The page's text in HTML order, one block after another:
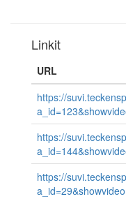
Linkit
URL
https://
https://
https://